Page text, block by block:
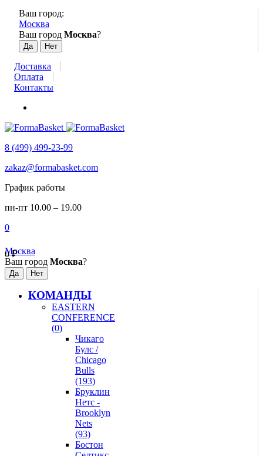
Ваш город:
Москва
Ваш город Москва?
Доставка
Оплата
Контакты
8 (499) 499-23-99
zakaz@formabasket.com
График работы
пн-пт 10.00 – 19.00
0
0₽
Москва
Ваш город Москва?
КОМАНДЫ
EASTERN
CONFERENCE
(0)
Чикаго
Булс /
Chicago
Bulls
(193)
Бруклин
Нетс -
Brooklyn
Nets
(93)
Бостон